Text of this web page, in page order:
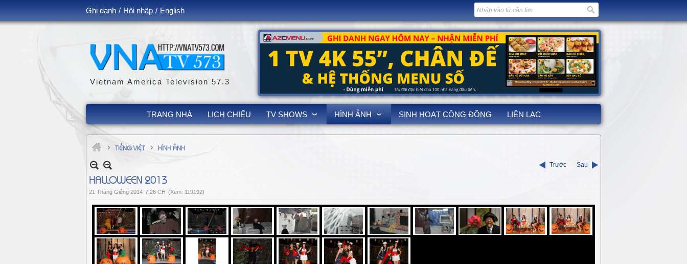
Ghi danh / Hội nhập / English
Vietnam America Television 57.3
TRANG NHÀ LỊCH CHIẾU TV SHOWS HÌNH ẢNH SINH HOẠT CỘNG ĐỒNG LIÊN LẠC
› TIẾNG VIỆT › HÌNH ẢNH
Trước Sau
HALLOWEEN 2013
21 Tháng Giêng 2014 7:26 CH (Xem: 119192)